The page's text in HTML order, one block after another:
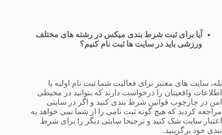
آیا برای ثبت شرط بندی میکس در رشته های مختلف
ورزشی باید در سایت ها ثبت نام کنیم؟
بله، سایت های معتبر برای فعالیت شما ثبت نام اولیه با
اطلاعات واقعیتان را درخواست دارند که بتوانید در محیطی
امن در چارچوب قوانین شرط بندی کنید و اگر در سایتی
مراجعه کردید که هیچ گونه ثبت نامی را از شما نمی خواهد به
اعتبار سایت شک کنید و ترجیحا سایتی دیگر را برای شرط
بندی خود برگزینید.